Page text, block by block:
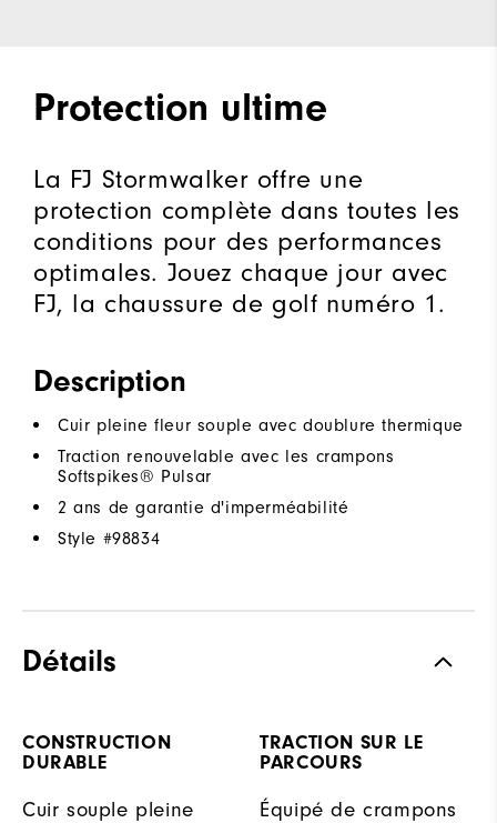
Protection ultime
La FJ Stormwalker offre une
protection complète dans toutes les
conditions pour des performances
optimales. Jouez chaque jour avec
FJ, la chaussure de golf numéro 1.
Description
Cuir pleine fleur souple avec doublure thermique
Traction renouvelable avec les crampons
Softspikes® Pulsar
2 ans de garantie d'imperméabilité
Style #98834
Détails
CONSTRUCTION
DURABLE
Cuir souple pleine
TRACTION SUR LE
PARCOURS
Équipé de crampons